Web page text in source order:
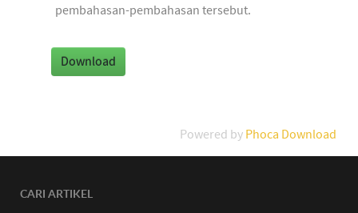
pembahasan-pembahasan tersebut.
Powered by Phoca Download
CARI ARTIKEL